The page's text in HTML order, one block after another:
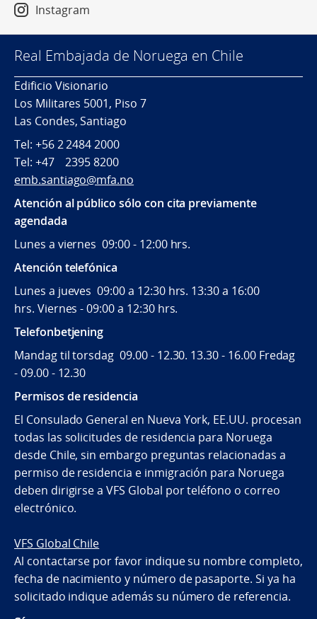
Instagram
Real Embajada de Noruega en Chile
Edificio Visionario
Los Militares 5001, Piso 7
Las Condes, Santiago
Tel: +56 2 2484 2000
Tel: +47 2395 8200
emb.santiago@mfa.no
Atención al público sólo con cita previamente
agendada
Lunes a viernes 09:00 - 12:00 hrs.
Atención telefónica
Lunes a jueves 09:00 a 12:30 hrs. 13:30 a 16:00
hrs. Viernes - 09:00 a 12:30 hrs.
Telefonbetjening
Mandag til torsdag 09.00 - 12.30. 13.30 - 16.00 Fredag
- 09.00 - 12.30
Permisos de residencia
El Consulado General en Nueva York, EE.UU. procesan
todas las solicitudes de residencia para Noruega
desde Chile, sin embargo preguntas relacionadas a
permiso de residencia e inmigración para Noruega
deben dirigirse a VFS Global por teléfono o correo
electrónico.
VFS Global Chile
Al contactarse por favor indique su nombre completo,
fecha de nacimiento y número de pasaporte. Si ya ha
solicitado indique además su número de referencia.